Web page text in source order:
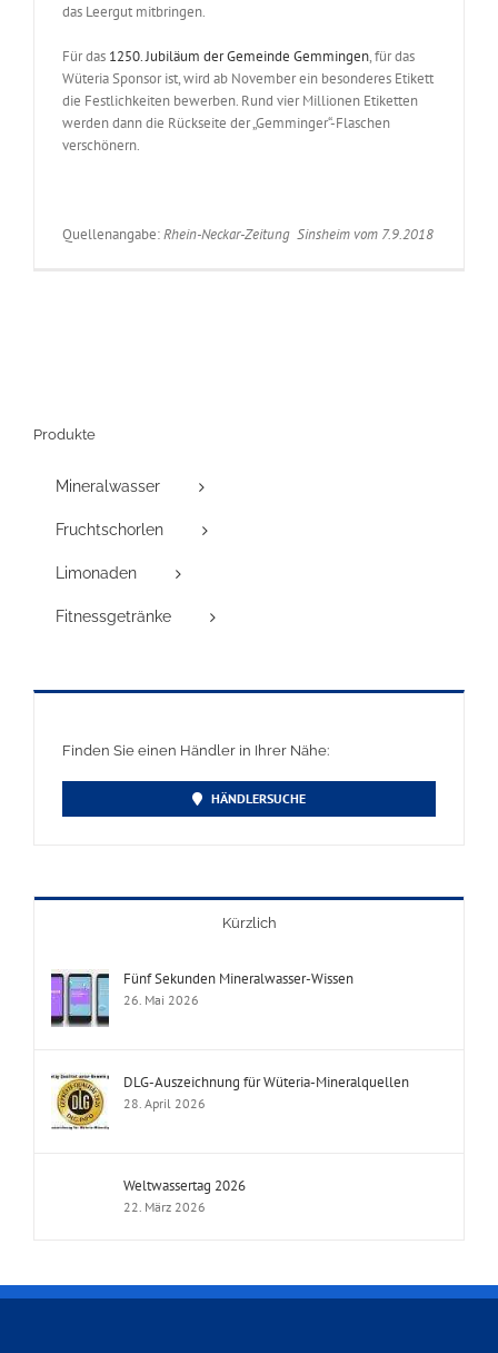
das Leergut mitbringen.
Für das 1250. Jubiläum der Gemeinde Gemmingen, für das
Wüteria Sponsor ist, wird ab November ein besonderes Etikett
die Festlichkeiten bewerben. Rund vier Millionen Etiketten
werden dann die Rückseite der „Gemminger“-Flaschen
verschönern.
Quellenangabe:Rhein-Neckar-Zeitung Sinsheim vom 7.9.2018
Produkte
Mineralwasser
Fruchtschorlen
Limonaden
Fitnessgetränke
Finden Sie einen Händler in Ihrer Nähe:
HÄNDLERSUCHE
Kürzlich
Fünf Sekunden Mineralwasser-Wissen
26. Mai 2026
DLG-Auszeichnung für Wüteria-Mineralquellen
28. April 2026
Weltwassertag 2026
22. März 2026